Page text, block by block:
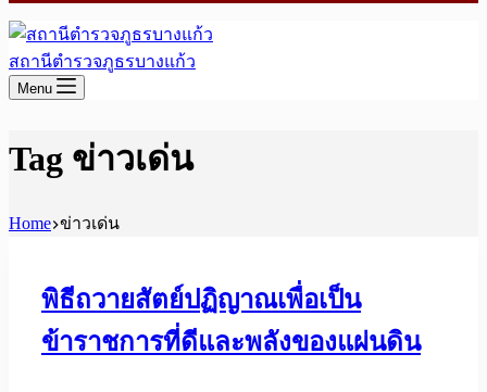
สถานีตำรวจภูธรบางแก้ว
Menu
Tag ข่าวเด่น
Home ข่าวเด่น
พิธีถวายสัตย์ปฏิญาณเพื่อเป็น
ข้าราชการที่ดีและพลังของแผ่นดิน